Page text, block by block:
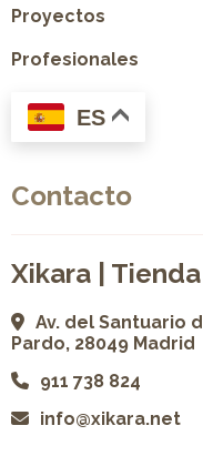
Proyectos
Profesionales
ES
Contacto
Xikara |
Av. del Santuario
Pardo, 28049 Madrid
911 738 824
info@xikara.net